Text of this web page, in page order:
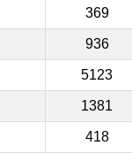
369
936
5123
1381
418